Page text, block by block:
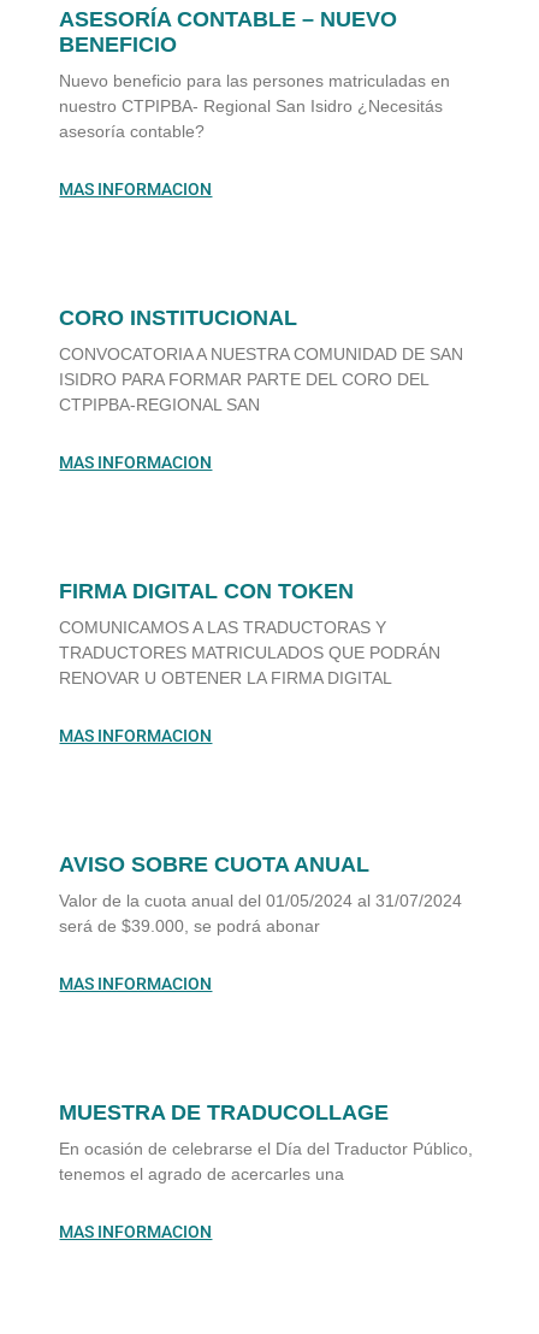
ASESORÍA CONTABLE – NUEVO
BENEFICIO
Nuevo beneficio para las persones matriculadas en
nuestro CTPIPBA- Regional San Isidro ¿Necesitás
asesoría contable?
MAS INFORMACION
CORO INSTITUCIONAL
CONVOCATORIA A NUESTRA COMUNIDAD DE SAN
ISIDRO PARA FORMAR PARTE DEL CORO DEL
CTPIPBA-REGIONAL SAN
MAS INFORMACION
FIRMA DIGITAL CON TOKEN
COMUNICAMOS A LAS TRADUCTORAS Y
TRADUCTORES MATRICULADOS QUE PODRÁN
RENOVAR U OBTENER LA FIRMA DIGITAL
MAS INFORMACION
AVISO SOBRE CUOTA ANUAL
Valor de la cuota anual del 01/05/2024 al 31/07/2024
será de $39.000, se podrá abonar
MAS INFORMACION
MUESTRA DE TRADUCOLLAGE
En ocasión de celebrarse el Día del Traductor Público,
tenemos el agrado de acercarles una
MAS INFORMACION